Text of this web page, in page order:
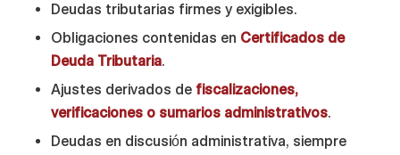
Deudas tributarias firmes y exigibles.
Obligaciones contenidas en Certificados de
Deuda Tributaria.
Ajustes derivados de fiscalizaciones,
verificaciones o sumarios administrativos.
Deudas en discusión administrativa, siempre